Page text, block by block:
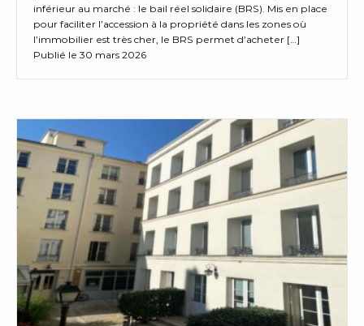
inférieur au marché : le bail réel solidaire (BRS). Mis en place
pour faciliter l’accession à la propriété dans les zones où
l’immobilier est très cher, le BRS permet d’acheter […]
Publié le 30 mars 2026